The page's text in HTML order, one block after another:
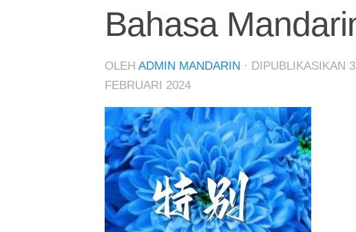
Bahasa
OLEH ADMIN MANDARIN · DIPUBLIKASIKAN
FEBRUARI 2024